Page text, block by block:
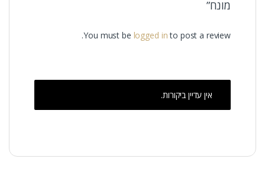
מונח”
You must be logged into post a review.
אין עדיין ביקורות.